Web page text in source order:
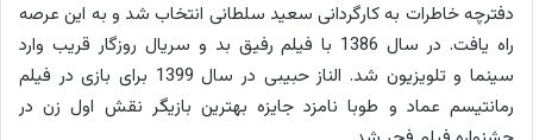
دفترچه خاطرات به کارگردانی سعید سلطانی انتخاب شد و به این عرصه
راه یافت. در سال 1386 با فیلم رفیق بد و سریال روزگار قریب وارد
سینما و تلویزیون شد. الناز حبیبی در سال 1399 برای بازی در فیلم
رمانتیسم عماد و طوبا نامزد جایزه بهترین بازیگر نقش اول زن در